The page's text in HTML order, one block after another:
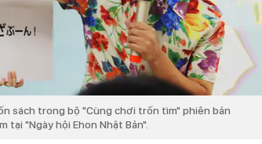
sách trong bộ "Cùng chơi trốn tìm" phiên bản
tại "Ngày hội Ehon Nhật Bản".